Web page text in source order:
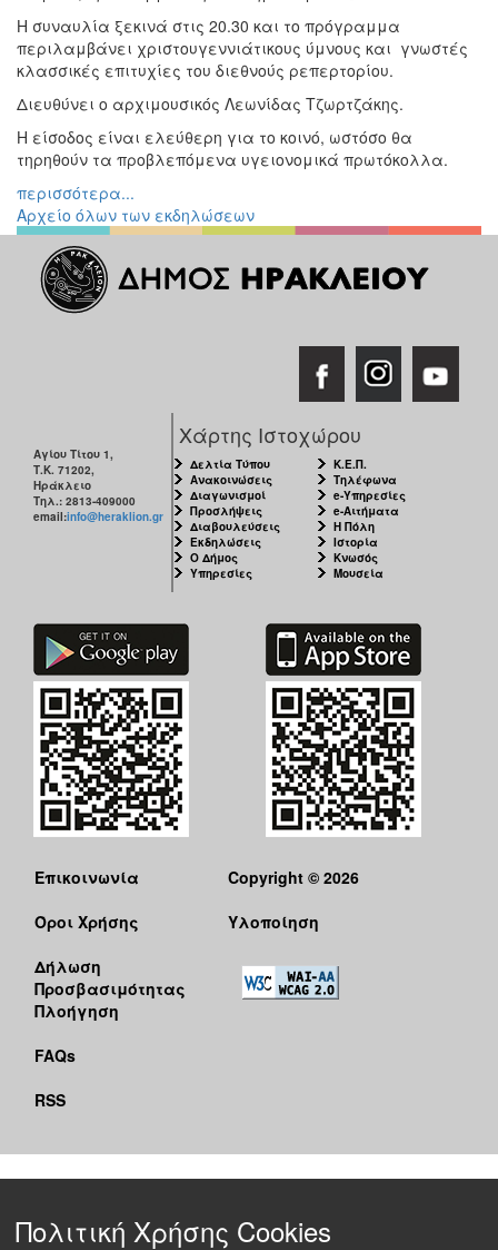
ΤΟΠΟΣ
ΜΑΣ
ΔΗΜΟΣ
ΠΟΛΙΤΙΣΜΟΣ
ΑΝΘΕΚΤΙΚΗ
ΠΟΛΗ
Η συναυλία ξεκινά στις 20.30 και το πρόγραμμα
περιλαμβάνει χριστουγεννιάτικους ύμνους και γνωστές
κλασσικές επιτυχίες του διεθνούς ρεπερτορίου.
Διευθύνει ο αρχιμουσικός Λεωνίδας Τζωρτζάκης.
Η είσοδος είναι ελεύθερη για το κοινό, ωστόσο θα
τηρηθούν τα προβλεπόμενα υγειονομικά πρωτόκολλα.
περισσότερα...
Αρχείο όλων των εκδηλώσεων
Αγίου Τίτου 1,
Τ.Κ. 71202,
Ηράκλειο
Τηλ.: 2813-409000
email:info@heraklion.gr
Χάρτης Ιστοχώρου
Δελτία Τύπου
Ανακοινώσεις
Διαγωνισμοί
Προσλήψεις
Διαβουλεύσεις
Εκδηλώσεις
Ο Δήμος
Υπηρεσίες
Κ.Ε.Π.
Τηλέφωνα
e-Υπηρεσίες
e-Αιτήματα
Η Πόλη
Ιστορία
Κνωσός
Μουσεία
Επικοινωνία
Όροι Χρήσης
Δήλωση
Προσβασιμότητας
Πλοήγηση
FAQs
RSS
Copyright © 2026
Υλοποίηση
Πολιτική Χρήσης Cookies